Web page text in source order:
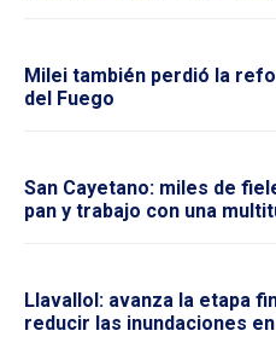
Milei también perdió la
del Fuego
San Cayetano: miles de
pan y trabajo con una
Llavallol: avanza la etapa
reducir las inundaciones